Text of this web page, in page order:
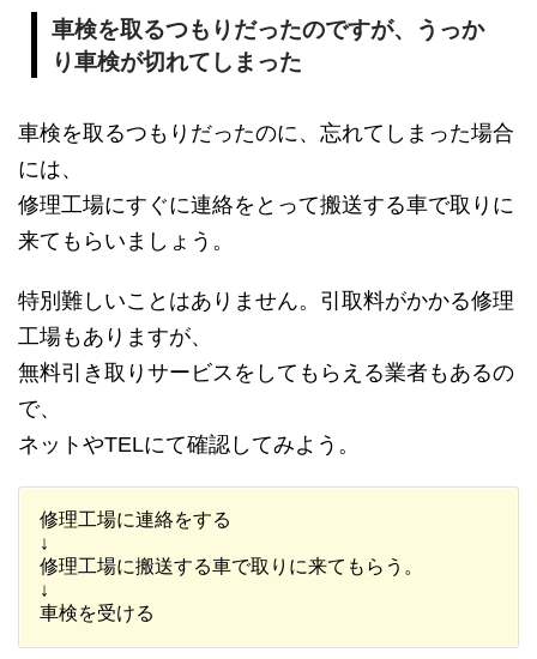
車検を取るつもりだったのですが、うっか
り車検が切れてしまった
車検を取るつもりだったのに、忘れてしまった場合
には、
修理工場にすぐに連絡をとって搬送する車で取りに
来てもらいましょう。
特別難しいことはありません。引取料がかかる修理
工場もありますが、
無料引き取りサービスをしてもらえる業者もあるの
で、
ネットやTELにて確認してみよう。
修理工場に連絡をする
↓
修理工場に搬送する車で取りに来てもらう。
↓
車検を受ける